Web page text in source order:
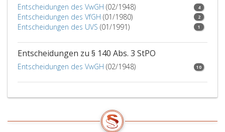
Entscheidungen des VwGH (02/1948) 4
Entscheidungen des VfGH (01/1980) 2
Entscheidungen des UVS (01/1991) 1
Entscheidungen zu § 140 Abs. 3 StPO
Entscheidungen des VwGH (02/1948) 10